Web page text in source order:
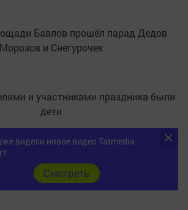
Бавлов прошёл парад Дедов
Морозов и Снегурочек
и участниками праздника были
дети
важным и интересным в
Татмедиа
видели новое видео Tatmedia
Cмотреть